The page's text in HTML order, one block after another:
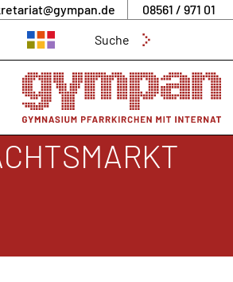
08561 / 971 01
nach: